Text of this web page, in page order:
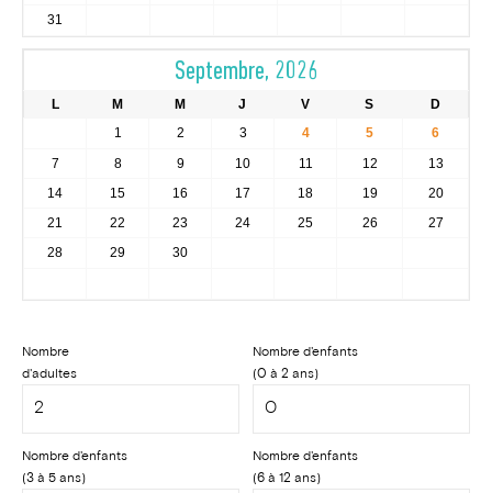
31
Septembre, 2026
L M M J V S
D
1
2 3 4 5
6
7
8 9 10 11 12
13
14
15 16 17 18 19
20
21
22 23 24 25 26
27
28
29 30
Nombre
d'adultes
Nombre d'enfants
(0 à 2 ans)
Nombre d'enfants
(3 à 5 ans)
Nombre d'enfants
(6 à 12 ans)